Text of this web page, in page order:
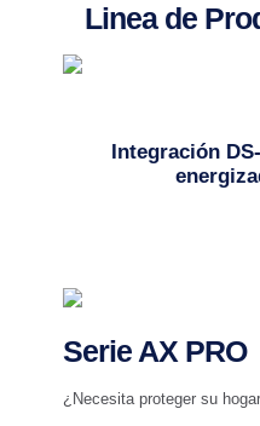
Linea de
Integración
Serie AX PRO
¿Necesita proteger su